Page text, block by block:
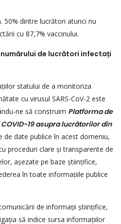
50% dintre lucrători atunci nu
cu 87,7% vaccinului.
ărului de lucrători infectați
statului de a monitoriza
cu virusul SARS-CoV-2 este
ne să construim Platforma de
19 asupra lucrătorilor din
de date publice în acest domeniu,
proceduri clare și transparente de
așezate pe baze științifice,
în toate informațiile publice
de informații științifice,
să indice sursa informațiilor